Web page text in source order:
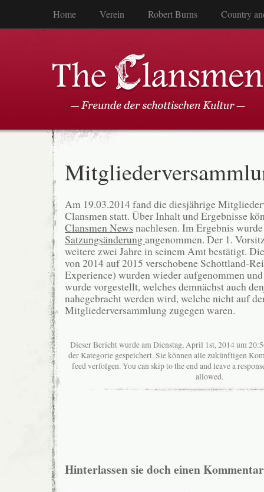
Home Verein Robert Burns Country
Am 19.03.2014 fand die diesjährige
Clansmen statt. Über Inhalt und Ergebnisse
Clansmen News nachlesen. Im Ergebnis
Satzungsänderungangenommen. Der 1.
weitere zwei Jahre in seinem Amt bestätigt.
von 2014 auf 2015 verschobene Schottland-
Experience) wurden wieder aufgenommen
wurde vorgestellt, welches demnächst auch
nahegebracht werden wird, welche nicht auf
Mitgliederversammlung zugegen waren.
Dieser Bericht wurde am Dienstag, April 1st, 2014 um
der Kategorie gespeichert. Sie können alle zukünftigen
feed verfolgen. You can skip to the end and leave a
allowed.
Hinterlassen sie doch einen